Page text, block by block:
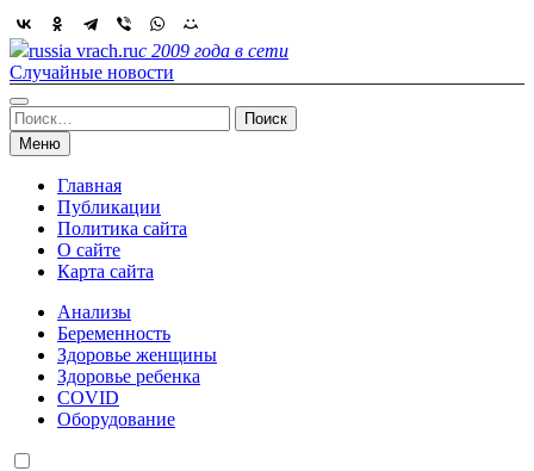
Skip
to
content
russia vrach.ruс 2009 года в сети
Случайные новости
Найти:
Меню
Главная
Публикации
Политика сайта
О сайте
Карта сайта
Анализы
Беременность
Здоровье женщины
Здоровье ребенка
COVID
Оборудование